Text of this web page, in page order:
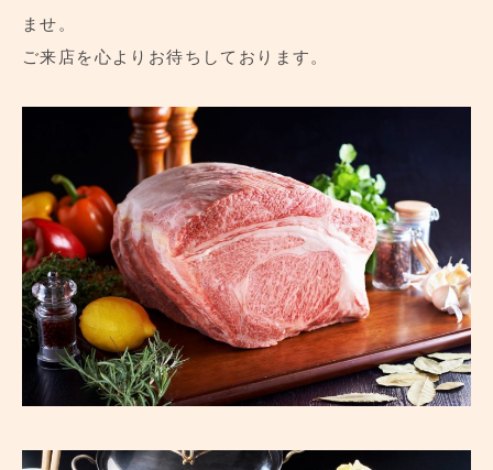
ませ。
ご来店を心よりお待ちしております。